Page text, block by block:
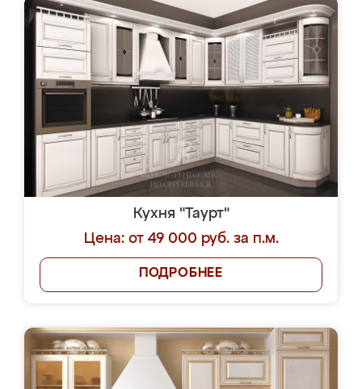
Кухня "Таурт"
Цена: от 49 000 руб. за п.м.
ПОДРОБНЕЕ